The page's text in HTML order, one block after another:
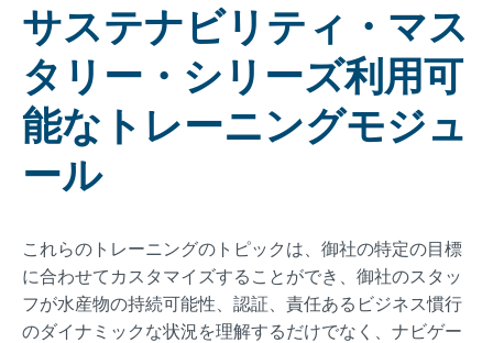
サステナビリティ・マス
タリー・シリーズ利用可
能なトレーニングモジュ
ール
これらのトレーニングのトピックは、御社の特定の目標
に合わせてカスタマイズすることができ、御社のスタッ
フが水産物の持続可能性、認証、責任あるビジネス慣行
のダイナミックな状況を理解するだけでなく、ナビゲー